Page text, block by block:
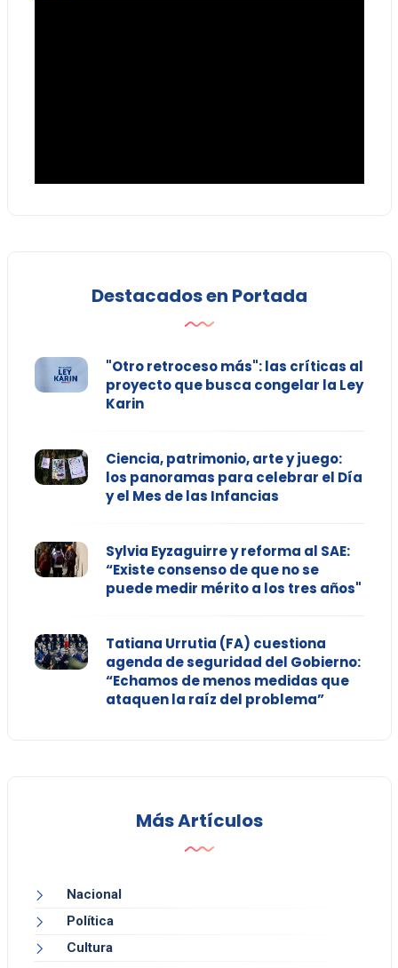
Destacados en Portada
"Otro retroceso más": las críticas al
proyecto que busca congelar la Ley
Karin
Ciencia, patrimonio, arte y juego:
los panoramas para celebrar el Día
y el Mes de las Infancias
Sylvia Eyzaguirre y reforma al SAE:
“Existe consenso de que no se
puede medir mérito a los tres años"
Tatiana Urrutia (FA) cuestiona
agenda de seguridad del Gobierno:
“Echamos de menos medidas que
ataquen la raíz del problema”
Más Artículos
Nacional
Política
Cultura